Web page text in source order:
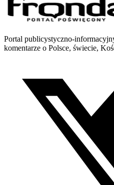
Portal publicystyczno-
komentarze o Polsce, świecie,